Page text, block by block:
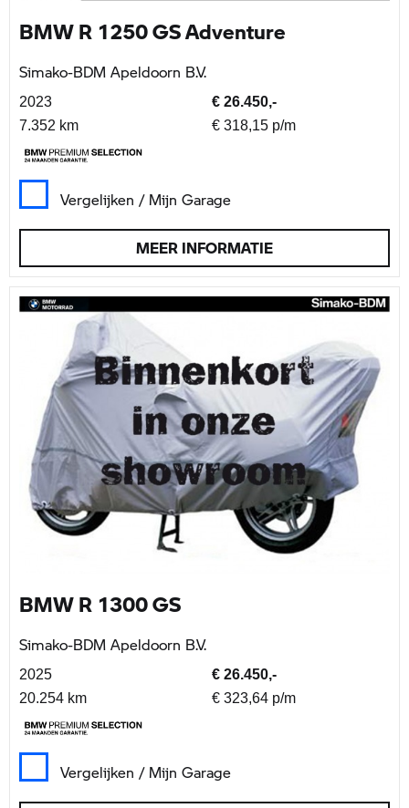
BMW R 1250 GS Adventure
Simako-BDM Apeldoorn B.V.
2023
€ 26.450,-
7.352 km
€ 318,15 p/m
Vergelijken / Mijn Garage
MEER INFORMATIE
BMW R 1300 GS
Simako-BDM Apeldoorn B.V.
2025
€ 26.450,-
20.254 km
€ 323,64 p/m
Vergelijken / Mijn Garage